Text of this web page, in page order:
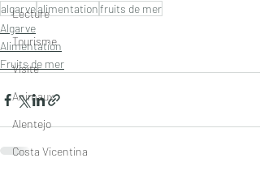
Lecture
Tourisme
Visite
Animaux
Alentejo
Costa Vicentina
algarvealimentationfruits de mer
Algarve
Alimentation
Fruits de mer